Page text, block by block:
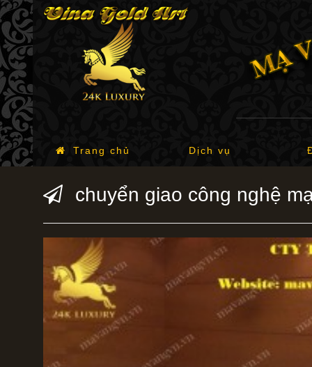
Trang chủ Dịch vụ
chuyển giao công nghệ